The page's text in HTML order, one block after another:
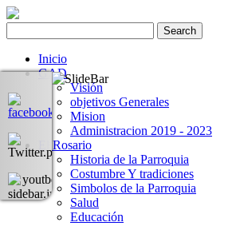
Inicio
GAD
Visión
objetivos Generales
Mision
Administracion 2019 - 2023
El Rosario
Historia de la Parroquia
Costumbre Y tradiciones
Simbolos de la Parroquia
Salud
Educación